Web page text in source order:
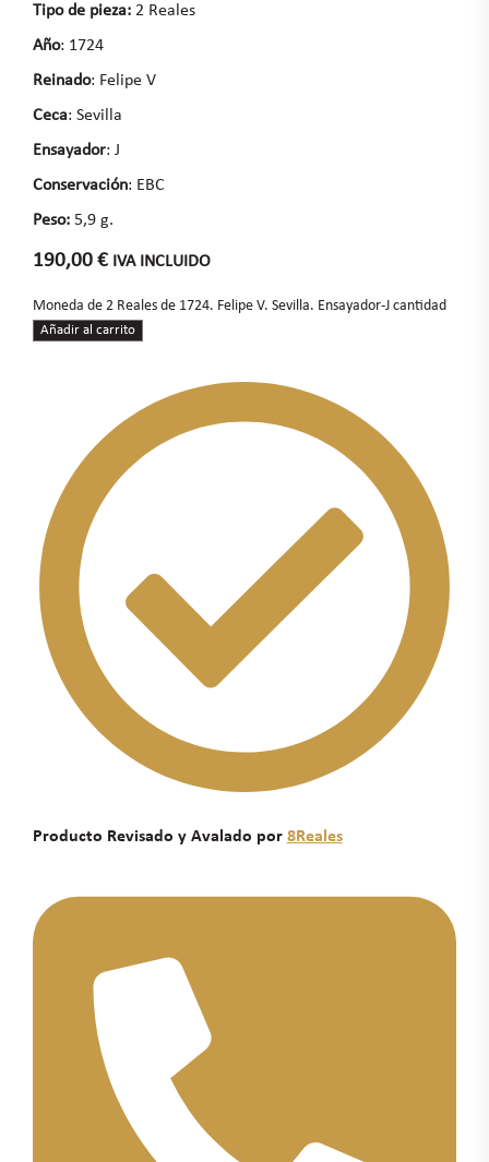
Tipo de pieza:2 Reales
Año: 1724
Reinado: Felipe V
Ceca: Sevilla
Ensayador: J
Conservación: EBC
Peso:5,9 g.
190,00 € IVA INCLUIDO
Moneda de 2 Reales de 1724. Felipe V. Sevilla. Ensayador-J cantidad
Añadir al carrito
Producto Revisado y Avalado por 8Reales